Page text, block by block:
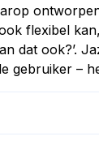
flexibel
dat ook?’.
gebruiker –